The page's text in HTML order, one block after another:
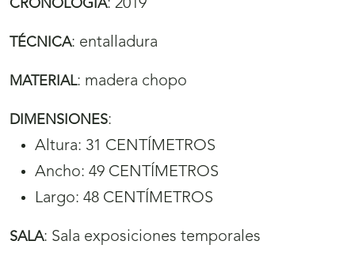
CRONOLOGÍA: 2019
TÉCNICA: entalladura
MATERIAL: madera chopo
DIMENSIONES:
Altura: 31 CENTÍMETROS
Ancho: 49 CENTÍMETROS
Largo: 48 CENTÍMETROS
SALA: Sala exposiciones temporales